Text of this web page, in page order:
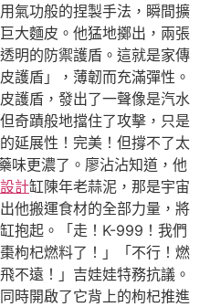
氣功般的捏製手法，瞬間擴
大麵皮。他猛地擲出，兩張
明的防禦護盾。這就是家傳
護盾」，薄韌而充滿彈性。
護盾，發出了一聲像是汽水
奇蹟般地擋住了攻擊，只是
延展性！完美！但撐不了太
味更濃了。廖沾沾知道，他
計缸陳年老蒜泥，那是宇宙
他搬運食材的全部力量，將
抱起。「走！K-999！我們
枸杞燃料了！」「不行！燃
不遠！」吉娃娃特務抗議。
時開啟了它背上的枸杞推進